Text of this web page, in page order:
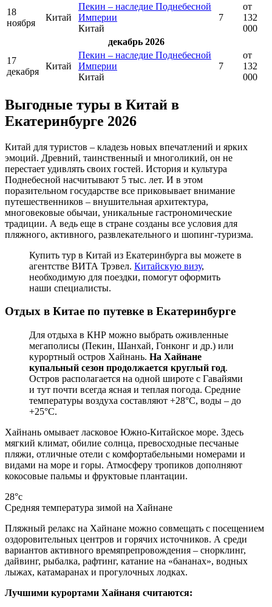
18
ноября
Китай
Пекин – наследие Поднебесной
Империи
Китай
7
от
132
000
декабрь 2026
17
декабря
Китай
Пекин – наследие Поднебесной
Империи
Китай
7
от
132
000
Выгодные туры в Китай в
Екатеринбурге 2026
Китай для туристов – кладезь новых впечатлений и ярких
эмоций. Древний, таинственный и многоликий, он не
перестает удивлять своих гостей. История и культура
Поднебесной насчитывают 5 тыс. лет. И в этом
поразительном государстве все приковывает внимание
путешественников – внушительная архитектура,
многовековые обычаи, уникальные гастрономические
традиции. А ведь еще в стране созданы все условия для
пляжного, активного, развлекательного и шопинг-туризма.
Купить тур в Китай из Екатеринбурга вы можете в
агентстве ВИТА Трэвел. Китайскую визу,
необходимую для поездки, помогут оформить
наши специалисты.
Отдых в Китае по путевке в Екатеринбурге
Для отдыха в КНР можно выбрать оживленные
мегаполисы (Пекин, Шанхай, Гонконг и др.) или
курортный остров Хайнань. На Хайнане
купальный сезон продолжается круглый год.
Остров располагается на одной широте с Гавайями
и тут почти всегда ясная и теплая погода. Средние
температуры воздуха составляют +28°C, воды – до
+25°C.
Хайнань омывает ласковое Южно-Китайское море. Здесь
мягкий климат, обилие солнца, превосходные песчаные
пляжи, отличные отели с комфортабельными номерами и
видами на море и горы. Атмосферу тропиков дополняют
кокосовые пальмы и фруктовые плантации.
28°c
Средняя температура зимой на Хайнане
Пляжный релакс на Хайнане можно совмещать с посещением
оздоровительных центров и горячих источников. А среди
вариантов активного времяпрепровождения – снорклинг,
дайвинг, рыбалка, рафтинг, катание на «бананах», водных
лыжах, катамаранах и прогулочных лодках.
Лучшими курортами Хайнаня считаются: